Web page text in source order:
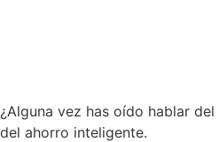
¿Alguna vez has oído hablar del
del ahorro inteligente.